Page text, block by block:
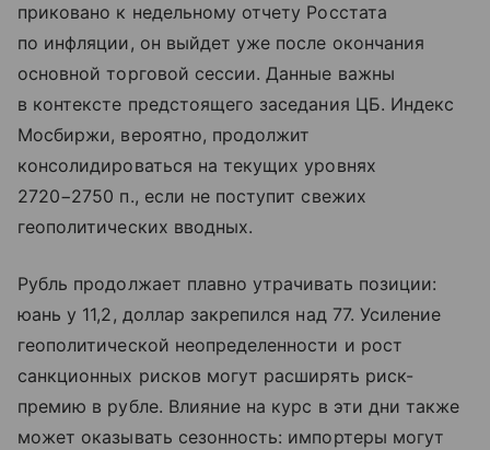
приковано к недельному отчету Росстата
по инфляции, он выйдет уже после окончания
основной торговой сессии. Данные важны
в контексте предстоящего заседания ЦБ. Индекс
Мосбиржи, вероятно, продолжит
консолидироваться на текущих уровнях
2720−2750 п., если не поступит свежих
геополитических вводных.
Рубль продолжает плавно утрачивать позиции:
юань у 11,2, доллар закрепился над 77. Усиление
геополитической неопределенности и рост
санкционных рисков могут расширять риск-
премию в рубле. Влияние на курс в эти дни также
может оказывать сезонность: импортеры могут